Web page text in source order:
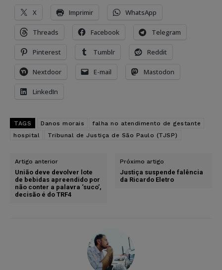
X Imprimir WhatsApp
Threads Facebook Telegram
Pinterest Tumblr Reddit
Nextdoor E-mail Mastodon
LinkedIn
TAGS Danos morais
falha no atendimento de gestante
hospital
Tribunal de Justiça de São Paulo (TJSP)
Artigo anterior
União deve devolver lote
de bebidas apreendido por
não conter a palavra ‘suco’,
decisão é do TRF4
Próximo artigo
Justiça suspende falência
da Ricardo Eletro